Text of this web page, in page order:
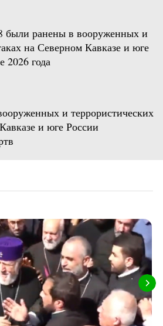
были ранены в вооруженных и
на Северном Кавказе и юге
2026 года
и террористических
и юге России